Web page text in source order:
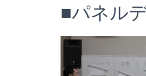
■パネル